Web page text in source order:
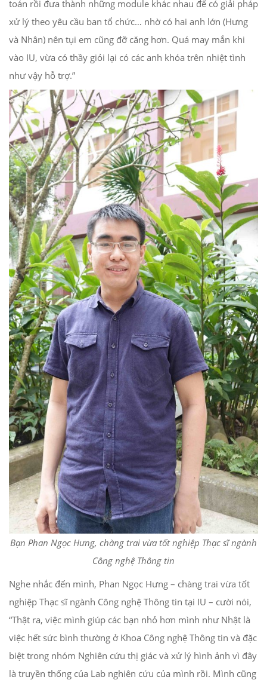
toán rồi đưa thành những module khác nhau để có giải pháp
xử lý theo yêu cầu ban tổ chức… nhờ có hai anh lớn (Hưng
và Nhân) nên tụi em cũng đỡ căng hơn. Quá may mắn khi
vào IU, vừa có thầy giỏi lại có các anh khóa trên nhiệt tình
như vậy hỗ trợ.”
Bạn Phan Ngọc Hưng, chàng trai vừa tốt nghiệp Thạc sĩ ngành
Công nghệ Thông tin
Nghe nhắc đến mình, Phan Ngọc Hưng – chàng trai vừa tốt
nghiệp Thạc sĩ ngành Công nghệ Thông tin tại IU – cười nói,
“Thật ra, việc mình giúp các bạn nhỏ hơn mình như Nhật là
việc hết sức bình thường ở Khoa Công nghệ Thông tin và đặc
biệt trong nhóm Nghiên cứu thị giác và xử lý hình ảnh vì đây
là truyền thống của Lab nghiên cứu của mình rồi. Mình cũng